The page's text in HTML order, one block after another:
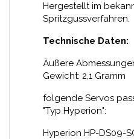
Hergestellt im
Spritzgussverfahren.
Technische Daten:
Äußere
Gewicht: 2,1 Gramm
folgende Servos
"Typ Hyperion":
Hyperion HP-DS09-